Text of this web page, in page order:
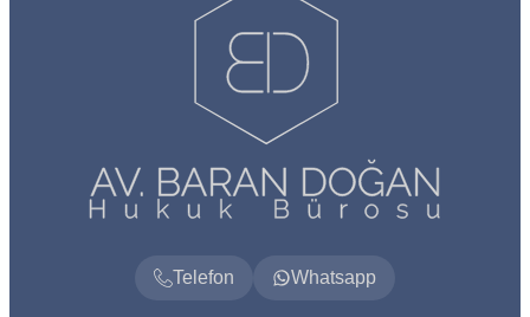
Telefon Whatsapp